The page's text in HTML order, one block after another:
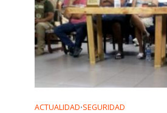
ACTUALIDAD•SEGURIDAD